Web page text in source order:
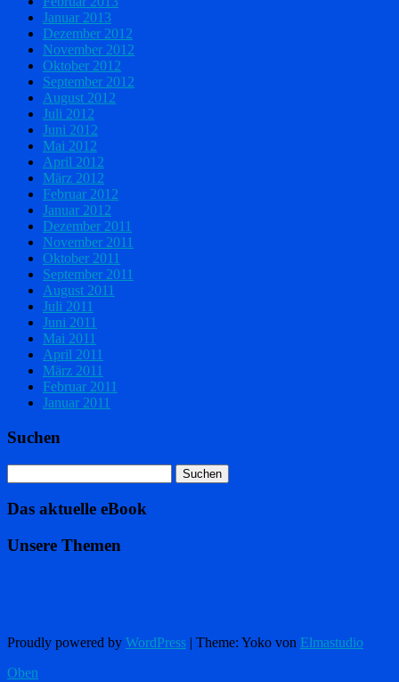
Januar 2013
Dezember 2012
November 2012
Oktober 2012
September 2012
August 2012
Juli 2012
Juni 2012
Mai 2012
April 2012
März 2012
Februar 2012
Januar 2012
Dezember 2011
November 2011
Oktober 2011
September 2011
August 2011
Juli 2011
Juni 2011
Mai 2011
April 2011
März 2011
Februar 2011
Januar 2011
Suchen
Das aktuelle eBook
Unsere Themen
Proudly powered by WordPress | Theme: Yoko von Elmastudio
Oben